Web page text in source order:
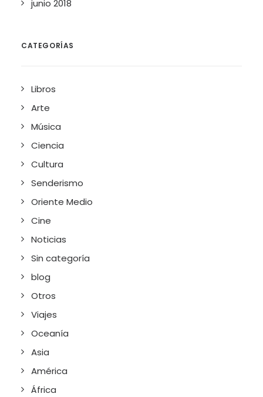
junio 2018
CATEGORÍAS
Libros
Arte
Música
Ciencia
Cultura
Senderismo
Oriente Medio
Cine
Noticias
Sin categoría
blog
Otros
Viajes
Oceanía
Asia
América
África